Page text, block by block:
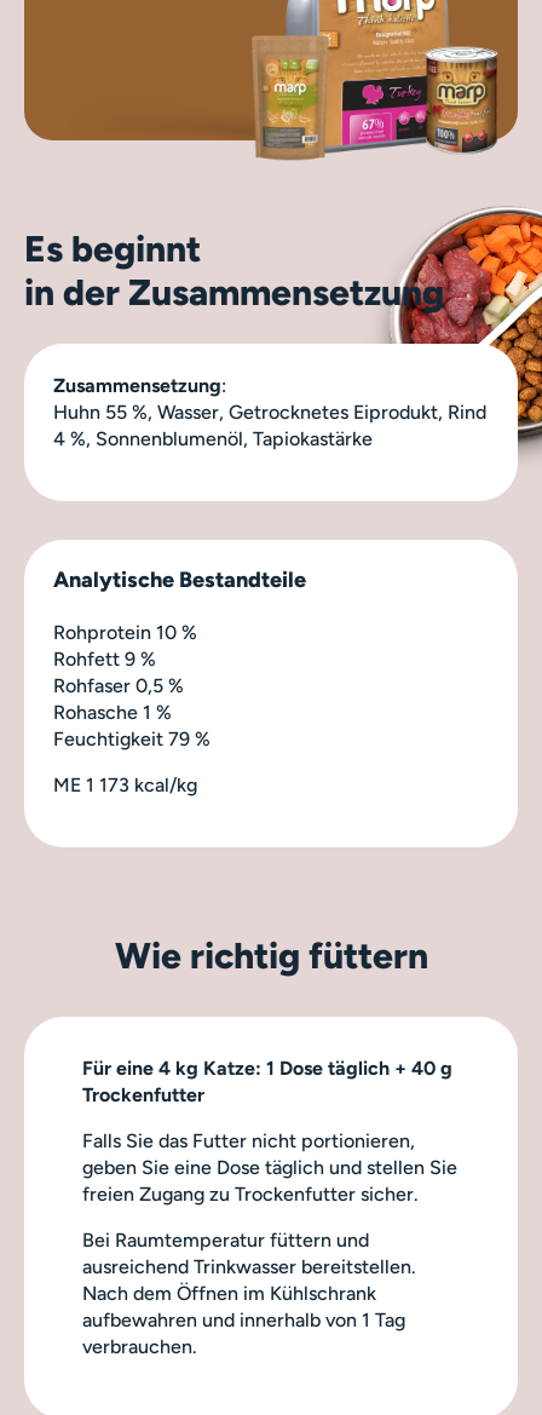
Es beginnt
in der Zusammensetzung
Zusammensetzung:
Huhn 55 %, Wasser, Getrocknetes Eiprodukt, Rind
4 %, Sonnenblumenöl, Tapiokastärke
Analytische Bestandteile
Rohprotein 10 %
Rohfett 9 %
Rohfaser 0,5 %
Rohasche 1 %
Feuchtigkeit 79 %
ME 1 173 kcal/kg
Wie richtig füttern
Für eine 4 kg Katze: 1 Dose täglich + 40 g
Trockenfutter
Falls Sie das Futter nicht portionieren,
geben Sie eine Dose täglich und stellen Sie
freien Zugang zu Trockenfutter sicher.
Bei Raumtemperatur füttern und
ausreichend Trinkwasser bereitstellen.
Nach dem Öffnen im Kühlschrank
aufbewahren und innerhalb von 1 Tag
verbrauchen.